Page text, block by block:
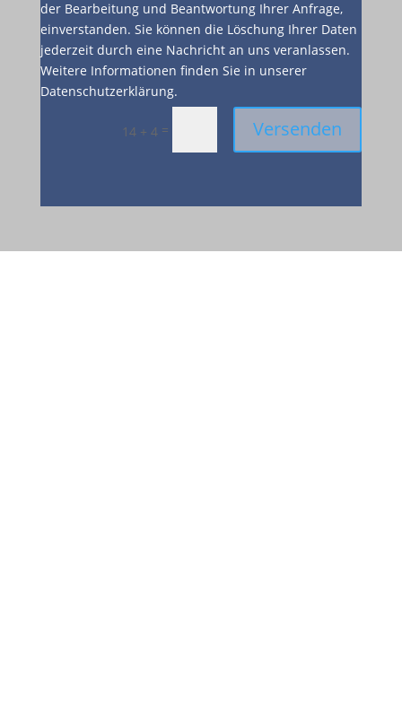
der Bearbeitung und Beantwortung Ihrer Anfrage,
einverstanden. Sie können die Löschung Ihrer Daten
jederzeit durch eine Nachricht an uns veranlassen.
Weitere Informationen finden Sie in unserer
Datenschutzerklärung.
14 + 4 = Versenden